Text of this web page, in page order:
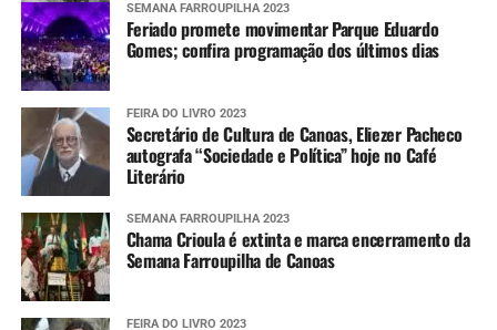
SEMANA FARROUPILHA 2023
Feriado promete movimentar Parque Eduardo
Gomes; confira programação dos últimos dias
FEIRA DO LIVRO 2023
Secretário de Cultura de Canoas, Eliezer Pacheco
autografa “Sociedade e Política” hoje no Café
Literário
SEMANA FARROUPILHA 2023
Chama Crioula é extinta e marca encerramento da
Semana Farroupilha de Canoas
FEIRA DO LIVRO 2023